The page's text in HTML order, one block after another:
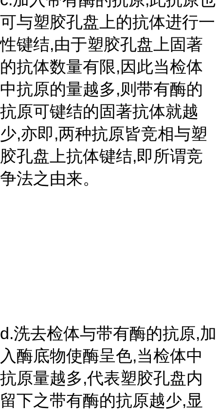
可与塑胶孔盘上的抗体进行一
性键结,由于塑胶孔盘上固著
的抗体数量有限,因此当检体
中抗原的量越多,则带有酶的
抗原可键结的固著抗体就越
少,亦即,两种抗原皆竞相与塑
胶孔盘上抗体键结,即所谓竞
争法之由来。
d.洗去检体与带有酶的抗原,加
入酶底物使酶呈色,当检体中
抗原量越多,代表塑胶孔盘内
留下之带有酶的抗原越少,显